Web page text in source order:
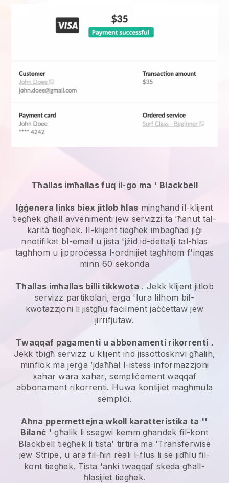
Tħallas imħallas fuq il-go ma ' Blackbell
Iġġenera links biex jitlob ħlas mingħand il-klijent
tiegħek għall avvenimenti jew servizzi ta ’ħanut tal-
karità tiegħek. Il-klijent tiegħek imbagħad jiġi
nnotifikat bl-email u jista 'jżid id-dettalji tal-ħlas
tagħhom u jipproċessa l-ordnijiet tagħhom f'inqas
minn 60 sekonda
Tħallas imħallas billi tikkwota . Jekk klijent jitlob
servizz partikolari, erga 'lura lilhom bil-
kwotazzjoni li jistgħu faċilment jaċċettaw jew
jirrifjutaw.
Twaqqaf pagamenti u abbonamenti rikorrenti .
Jekk tbigħ servizz u klijent irid jissottoskrivi għalih,
minflok ma jerġa ’jdaħħal l-istess informazzjoni
xahar wara xahar, sempliċement waqqaf
abbonament rikorrenti. Huwa kontijiet magħmula
sempliċi.
Aħna ppermettejna wkoll karatteristika ta ''
Bilanċ ' għalik li ssegwi kemm għandek fil-kont
Blackbell tiegħek li tista' tirtira ma 'Transferwise
jew Stripe, u ara fil-ħin reali l-flus li se jidħlu fil-
kont tiegħek. Tista 'anki twaqqaf skeda għall-
ħlasijiet tiegħek.